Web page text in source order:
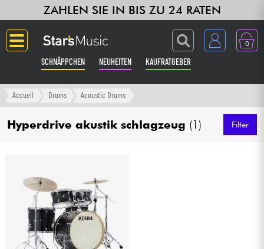
ZAHLEN SIE IN BIS ZU 24 RATEN
0
SCHNÄPPCHEN NEUHEITEN KAUFRATGEBER
Langue
Gitarre & Bass
Klaviere & Piano
Synths & samplers
Studio
Accueil Drums Acoustic Drums
Hyperdrive akustik schlagzeug (1) Filter